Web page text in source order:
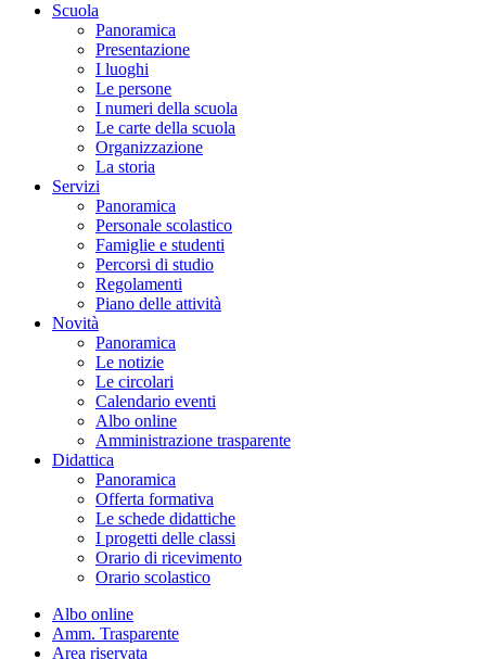
Scuola
Panoramica
Presentazione
I luoghi
Le persone
I numeri della scuola
Le carte della scuola
Organizzazione
La storia
Servizi
Panoramica
Personale scolastico
Famiglie e studenti
Percorsi di studio
Regolamenti
Piano delle attività
Novità
Panoramica
Le notizie
Le circolari
Calendario eventi
Albo online
Amministrazione trasparente
Didattica
Panoramica
Offerta formativa
Le schede didattiche
I progetti delle classi
Orario di ricevimento
Orario scolastico
Albo online
Amm. Trasparente
Area riservata